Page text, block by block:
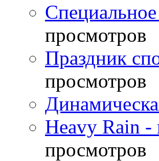
просмотров
Праздник
просмотров
Heavy Rain -
просмотров